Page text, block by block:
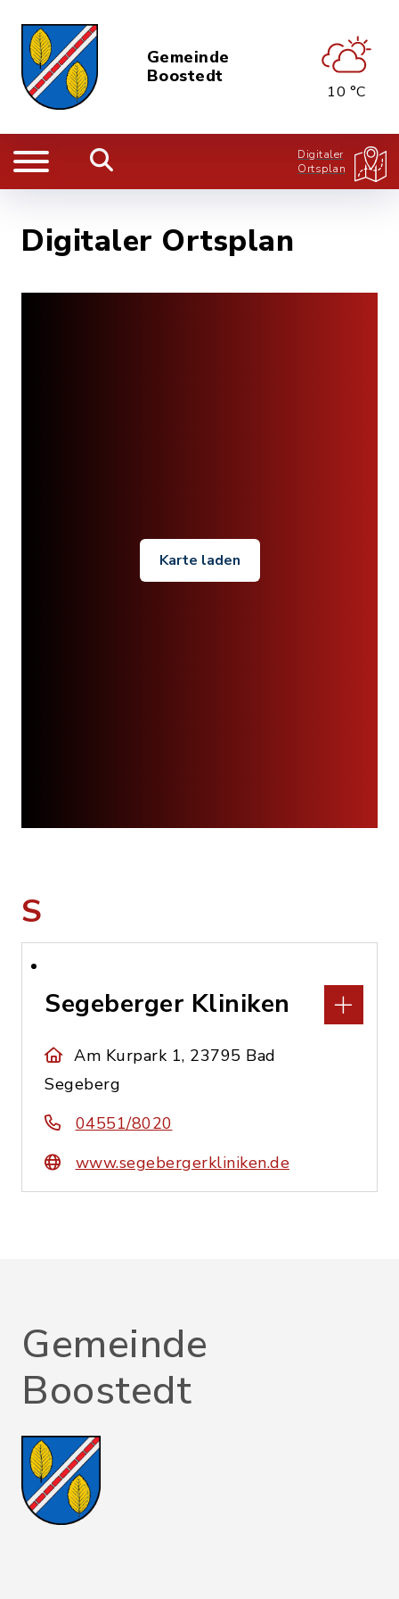
Gemeinde
Boostedt
10 °C
Digitaler
Ortsplan
Digitaler Ortsplan
Karte laden
S
Segeberger Kliniken
Am Kurpark 1, 23795 Bad
Segeberg
04551/8020
www.segebergerkliniken.de
Gemeinde
Boostedt